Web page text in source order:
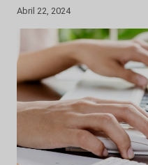
Abril 22, 2024